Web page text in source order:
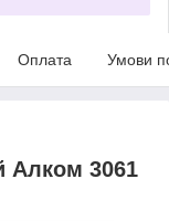
Оплата Умови
Алком 3061